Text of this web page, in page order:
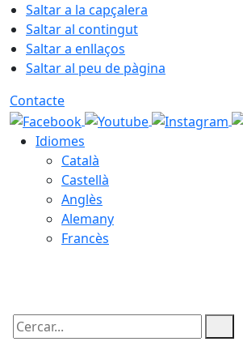
Saltar a la capçalera
Saltar al contingut
Saltar a enllaços
Saltar al peu de pàgina
Contacte
Idiomes
Català
Castellà
Anglès
Alemany
Francès
Cercar: